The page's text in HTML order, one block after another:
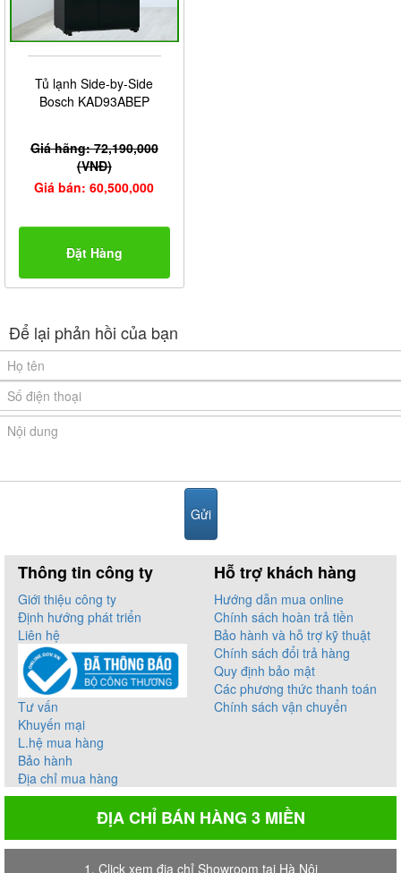
Tủ lạnh Side-by-Side
Bosch KAD93ABEP
Giá hãng: 72,190,000
(VNĐ)
Giá bán: 60,500,000
Đặt Hàng
Để lại phản hồi của bạn
Thông tin công ty
Giới thiệu công ty
Định hướng phát triển
Liên hệ
Tư vấn
Khuyến mại
L.hệ mua hàng
Bảo hành
Địa chỉ mua hàng
Hỗ trợ khách hàng
Hướng dẫn mua online
Chính sách hoàn trả tiền
Bảo hành và hỗ trợ kỹ thuật
Chính sách đổi trả hàng
Quy định bảo mật
Các phương thức thanh toán
Chính sách vận chuyển
ĐỊA CHỈ BÁN HÀNG 3 MIỀN
1. Click xem địa chỉ Showroom tại Hà Nội